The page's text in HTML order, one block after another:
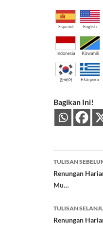
Español English
Indonesia Kiswahili
한국어 Ελληνικά
Bagikan Ini!
Navigasi
Tulisan
TULISAN
Renungan
Mu…
TULISAN
Renungan